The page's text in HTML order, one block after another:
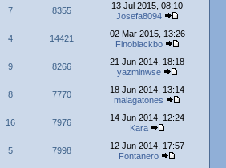
7 8355
13 Jul 2015, 08:10
Josefa8094
4 14421
02 Mar 2015, 13:26
Finoblackbo
9 8266
21 Jun 2014, 18:18
yazminwse
8 7770
18 Jun 2014, 13:14
malagatones
16 7976
14 Jun 2014, 12:24
Kara
5 7998
12 Jun 2014, 17:57
Fontanero